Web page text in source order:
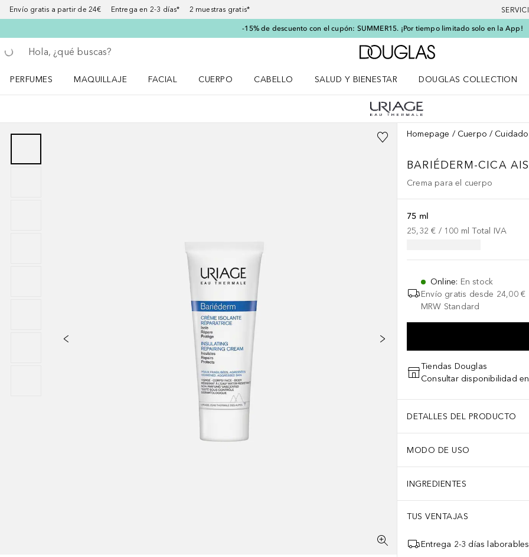
Envío gratis a partir de 24€ Entrega en 2-3 días* 2 muestras gratis*
-15% de descuento con el cupón: SUMMER15. ¡Por tiempo limitado solo en la App!
Regresar
Ejecutar búsqueda
A Douglas Home
PERFUMES
MAQUILLAJE
FACIAL
CUERPO
CABELLO
SALUD Y BIENESTAR
DOUGLAS COLLECTION
Homepage Cuerpo
BARIÉDERM-CICA
Crema para el cuerpo
75 ml
25,32 € / 100 ml Total IVA
Online: En stock
Envío gratis desde 24,00 €
MRW Standard
Tiendas Douglas
Consultar disponibilidad
DETALLES DEL PRODUCTO
MODO DE USO
INGREDIENTES
TUS VENTAJAS
Entrega 2-3 días laborables